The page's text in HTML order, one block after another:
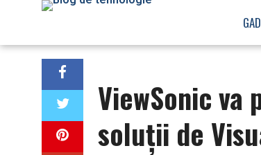
ViewSonic va
soluții de